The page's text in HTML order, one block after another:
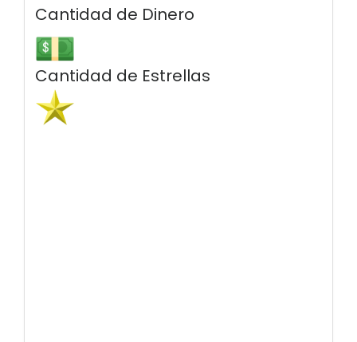
Cantidad de Dinero
Cantidad de Estrellas